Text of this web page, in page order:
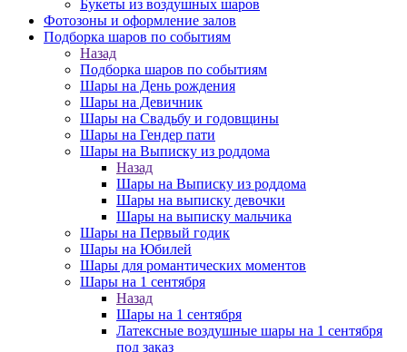
Букеты из воздушных шаров
Фотозоны и оформление залов
Подборка шаров по событиям
Назад
Подборка шаров по событиям
Шары на День рождения
Шары на Девичник
Шары на Свадьбу и годовщины
Шары на Гендер пати
Шары на Выписку из роддома
Назад
Шары на Выписку из роддома
Шары на выписку девочки
Шары на выписку мальчика
Шары на Первый годик
Шары на Юбилей
Шары для романтических моментов
Шары на 1 сентября
Назад
Шары на 1 сентября
Латексные воздушные шары на 1 сентября
под заказ